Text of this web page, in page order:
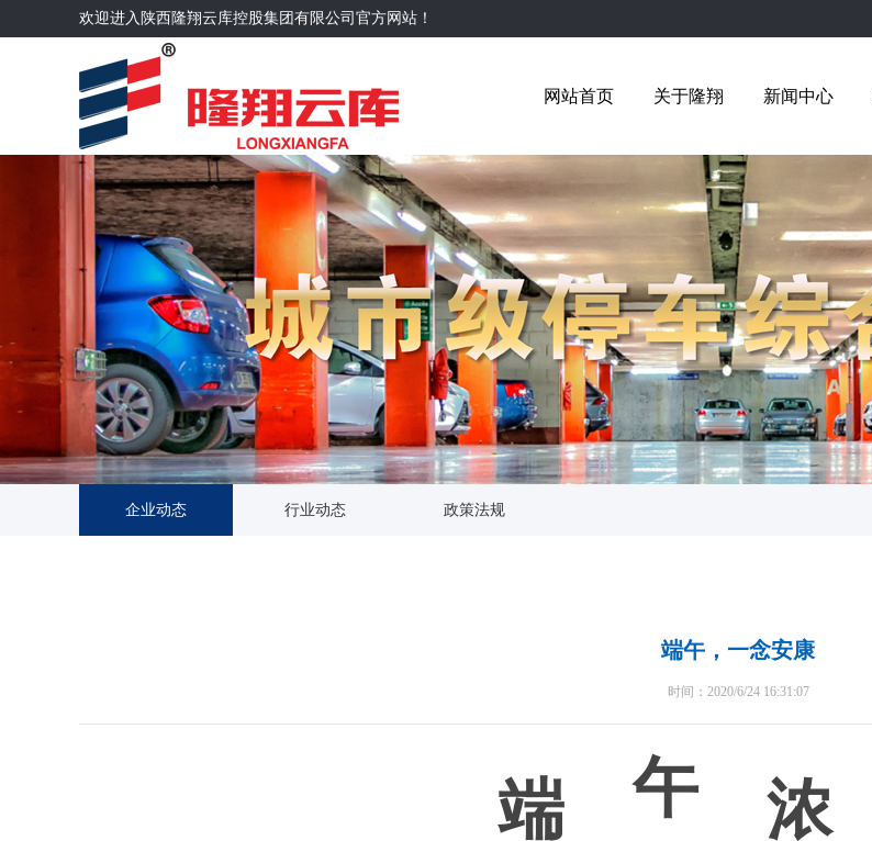
欢迎进入陕西隆翔云库控股集团有限公司官方网站！
网站首页 关于隆翔 新闻中心
企业动态 行业动态 政策法规
端午，一念安康
时间：2020/6/24 16:31:07
端 午 浓